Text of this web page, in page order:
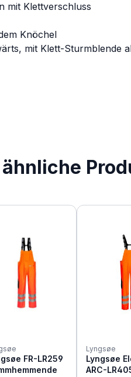
mit Klettverschluss
Knöchel
mit Klett-Sturmblende
FR-LR259
Lyngsøe
Lyngsøe
ARC-